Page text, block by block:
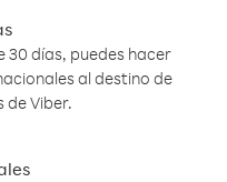
30 días, puedes hacer
al destino de
de Viber.